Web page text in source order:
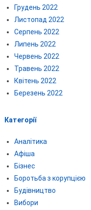
Грудень 2022
Листопад 2022
Серпень 2022
Липень 2022
Червень 2022
Травень 2022
Квітень 2022
Березень 2022
Категорії
Аналітика
Афіша
Бізнес
Боротьба з корупцією
Будівництво
Вибори